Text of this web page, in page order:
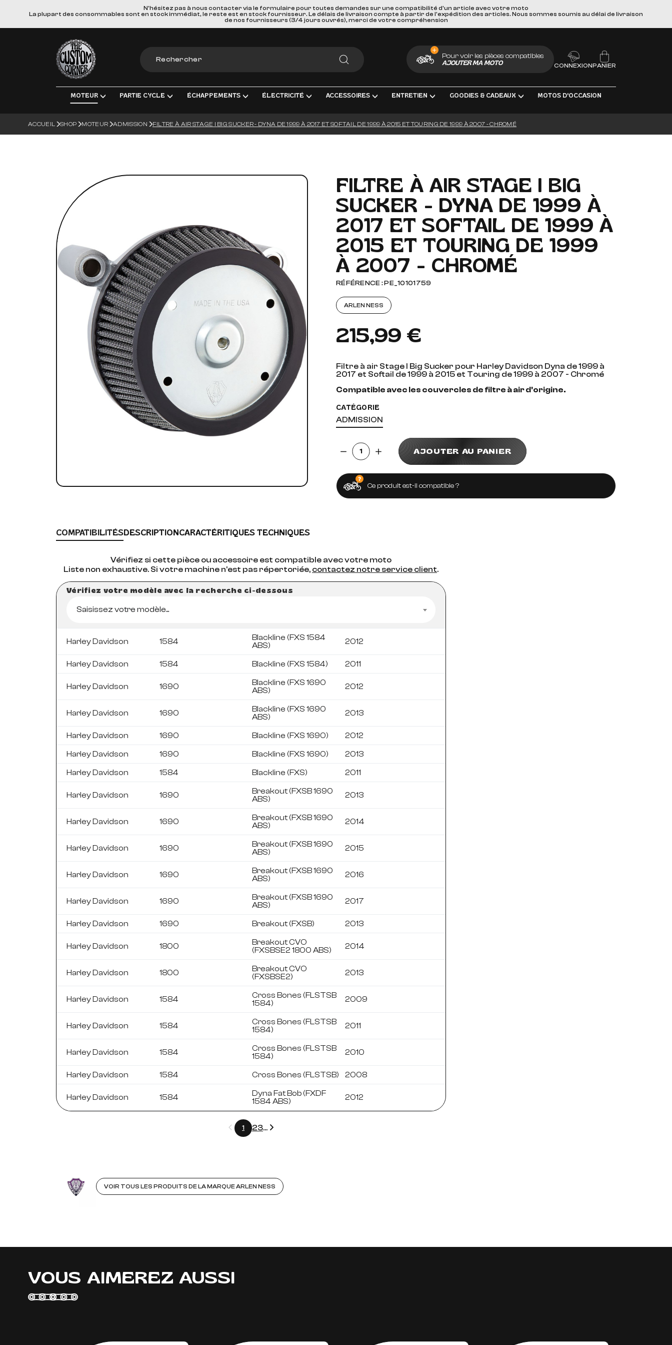
N'hésitez pas à nous contacter via le formulaire pour toutes demandes sur une compatibilité d'un article avec votre moto
La plupart des consommables sont en stock immédiat, le reste est en stock fournisseur. Le délais de livraison compte à partir de l'expédition des articles. Nous sommes soumis au délai de livraison
de nos fournisseurs (3/4 jours ouvrés), merci de votre compréhension
The Custom Corner
RECHERCHER
Pour voir les pièces compatibles
AJOUTER MA MOTO
CONNEXIONPANIER
MOTEUR
MOTEUR & PIÈCES DE RECHANGE
PARTIE CYCLE
TRANSMISSION FINALE
ROUES & ACCESSOIRES
GUIDONS ET COMMANDES MANUELLES
SELLES & SISSYBARS
REPOSE PIEDS & COMMANDES AUX PIEDS
CHAMBRES À AIR & ACCESSOIRES
ÉCHAPPEMENTS
LIGNES D'ÉCHAPPEMENT COMPLÈTE
ÉLECTRICITÉ
ÉLECTRICITÉ ET MESURE
ACCESSOIRES
BAGAGERIE
ACCESSOIRES DIVERS
PAREBRISES ET CARENAGES
AUDIO, VIDÉO ET FIXATIONS
ENTRETIEN
HUILES, PRODUIT CHIMIQUES ET LUBRIFIANTS
BOUGIES D'ALLUMAGE
BATTERIES
OUTILLAGE
VISSERIE
GOODIES & CADEAUX
GOODIES
MOTOS D'OCCASION
ACCUEIL SHOP MOTEUR ADMISSION FILTRE À AIR STAGE I BIG SUCKER - DYNA DE 1999 À 2017 ET SOFTAIL DE 1999 À 2015 ET TOURING DE 1999 À 2007 - CHROMÉ
FILTRE À AIR STAGE I BIG
SUCKER - DYNA DE 1999 À
2017 ET SOFTAIL DE 1999 À
2015 ET TOURING DE 1999
À 2007 - CHROMÉ
RÉFÉRENCE : PE_10101759
ARLEN NESS
215,99 €
Filtre à air Stage I Big Sucker pour Harley Davidson Dyna de 1999 à
2017 et Softail de 1999 à 2015 et Touring de 1999 à 2007 - Chromé
Compatible avec les couvercles de filtre à air d'origine.
CATÉGORIE
ADMISSION
Quantité
AJOUTER AU PANIER
Ce produit est-il compatible ?
COMPATIBILITÉSDESCRIPTIONCARACTÉRITIQUES TECHNIQUES
Vérifiez si cette pièce ou accessoire est compatible avec votre moto
Liste non exhaustive. Si votre machine n'est pas répertoriée, contactez notre service client.
Vérifiez votre modèle avec la recherche ci-dessous
Saisissez votre modèle...
Harley Davidson 1584
Blackline (FXS 1584
ABS)
2012
Harley Davidson 1584 Blackline (FXS 1584) 2011
Harley Davidson 1690
Blackline (FXS 1690
ABS)
2012
Harley Davidson 1690
Blackline (FXS 1690
ABS)
2013
Harley Davidson 1690 Blackline (FXS 1690) 2012
Harley Davidson 1690 Blackline (FXS 1690) 2013
Harley Davidson 1584 Blackline (FXS) 2011
Harley Davidson 1690
Breakout (FXSB 1690
ABS)
2013
Harley Davidson 1690
Breakout (FXSB 1690
ABS)
2014
Harley Davidson 1690
Breakout (FXSB 1690
ABS)
2015
Harley Davidson 1690
Breakout (FXSB 1690
ABS)
2016
Harley Davidson 1690
Breakout (FXSB 1690
ABS)
2017
Harley Davidson 1690 Breakout (FXSB) 2013
Harley Davidson 1800
Breakout CVO
(FXSBSE2 1800 ABS)
2014
Harley Davidson 1800
Breakout CVO
(FXSBSE2)
2013
Harley Davidson 1584
Cross Bones (FLSTSB
1584)
2009
Harley Davidson 1584
Cross Bones (FLSTSB
1584)
2011
Harley Davidson 1584
Cross Bones (FLSTSB
1584)
2010
Harley Davidson 1584 Cross Bones (FLSTSB) 2008
Harley Davidson 1584
Dyna Fat Bob (FXDF
1584 ABS)
2012
Précédent
1 23...Suivant
VOIR TOUS LES PRODUITS DE LA MARQUE ARLEN NESS
VOUS AIMEREZ AUSSI